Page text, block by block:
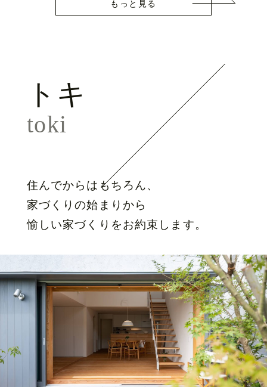
もっと見る
トキ
toki
住んでからはもちろん、
家づくりの始まりから
愉しい家づくりをお約束します。